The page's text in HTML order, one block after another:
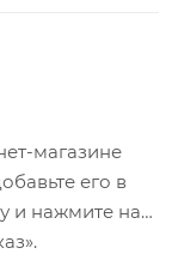
магазине
его в
и нажмите на